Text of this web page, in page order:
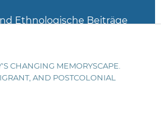
CHANGING MEMORYSCAPE.
AND POSTCOLONIAL